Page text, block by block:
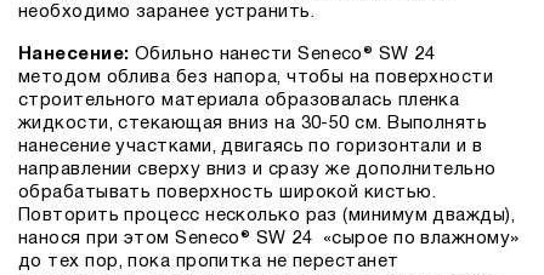
необходимо заранее устранить.
Нанесение: Обильно нанести Seneco® SW 24
методом облива без напора, чтобы на поверхности
строительного материала образовалась пленка
жидкости, стекающая вниз на 30-50 см. Выполнять
нанесение участками, двигаясь по горизонтали и в
направлении сверху вниз и сразу же дополнительно
обрабатывать поверхность широкой кистью.
Повторить процесс несколько раз (минимум дважды),
нанося при этом Seneco® SW 24 «сырое по влажному»
до тех пор, пока пропитка не перестанет